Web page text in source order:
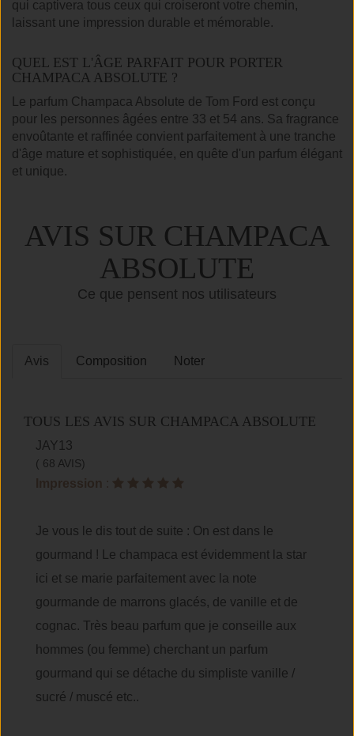
qui captivera tous ceux qui croiseront votre chemin,
laissant une impression durable et mémorable.
QUEL EST L'ÂGE PARFAIT POUR PORTER
CHAMPACA ABSOLUTE ?
Le parfum Champaca Absolute de Tom Ford est conçu
pour les personnes âgées entre 33 et 54 ans. Sa fragrance
envoûtante et raffinée convient parfaitement à une tranche
d'âge mature et sophistiquée, en quête d'un parfum élégant
et unique.
AVIS SUR CHAMPACA
ABSOLUTE
Ce que pensent nos utilisateurs
Avis Composition Noter
TOUS LES AVIS SUR CHAMPACA ABSOLUTE
JAY13
( 68 AVIS)
Impression :
Je vous le dis tout de suite : On est dans le
gourmand ! Le champaca est évidemment la star
ici et se marie parfaitement avec la note
gourmande de marrons glacés, de vanille et de
cognac. Très beau parfum que je conseille aux
hommes (ou femme) cherchant un parfum
gourmand qui se détache du simpliste vanille /
sucré / muscé etc..